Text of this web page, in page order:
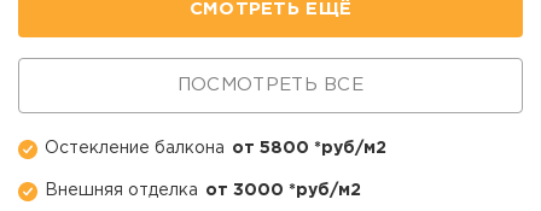
Остекление балкона от 5800 *руб/м2
Внешняя отделка от 3000 *руб/м2
СМОТРЕТЬ ЕЩЁ
ПОСМОТРЕТЬ ВСЕ